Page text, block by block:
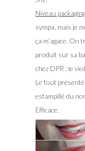
Niveau
sympa, mais je
ça m’agace. On
produit sur sa
chez DPR : le
Le tout
estampillé du
Efficace.